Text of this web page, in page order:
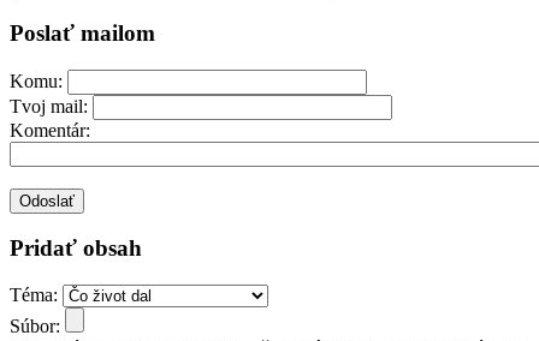
Poslať mailom
Komu:
Tvoj mail:
Komentár:
Pridať obsah
Téma:
Súbor: